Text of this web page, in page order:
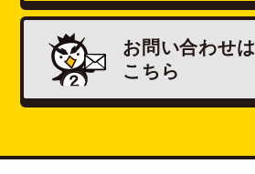
お問い合わせは
こちら